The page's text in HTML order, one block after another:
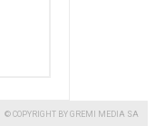
© COPYRIGHT BY GREMI MEDIA SA